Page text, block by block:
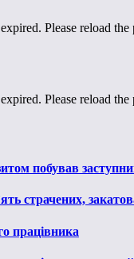
Please reload the
Please reload the
побував
страчених,
працівника